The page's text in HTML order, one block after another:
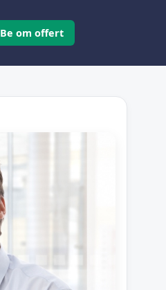
Be om offert